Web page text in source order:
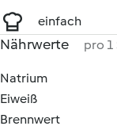
einfach
Nährwerte pro 1
Natrium
Eiweiß
Brennwert